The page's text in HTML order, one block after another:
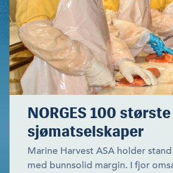
NORGES 100 største
sjømatselskaper
Marine Harvest ASA holder
med bunnsolid margin. I fjor